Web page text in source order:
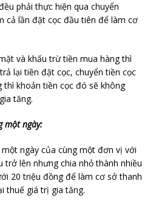
phải thực hiện qua chuyển
cả lần đặt cọc đầu tiên để làm cơ
và khấu trừ tiền mua hàng thì
lại tiền đặt cọc, chuyển tiền cọc
thì khoản tiền cọc đó sẽ không
tăng.
một ngày:
ngày của cùng một đơn vị với
lên nhưng chia nhỏ thành nhiều
20 triệu đồng để làm cơ sở thanh
thuế giá trị gia tăng.